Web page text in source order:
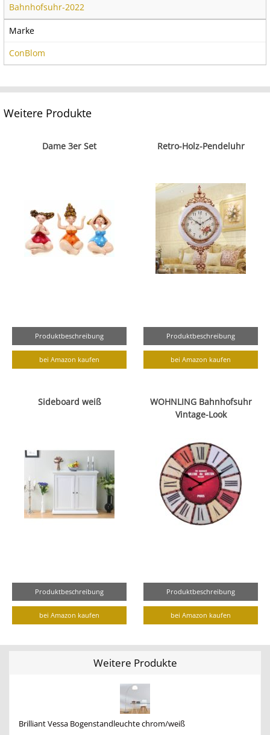
Bahnhofsuhr-2022
Marke
ConBlom
Weitere Produkte
Dame 3er Set
Produktbeschreibung
bei Amazon kaufen
Retro-Holz-Pendeluhr
Produktbeschreibung
bei Amazon kaufen
Sideboard weiß
Produktbeschreibung
bei Amazon kaufen
WOHNLING Bahnhofsuhr
Vintage-Look
Produktbeschreibung
bei Amazon kaufen
Weitere Produkte
Brilliant Vessa Bogenstandleuchte chrom/weiß